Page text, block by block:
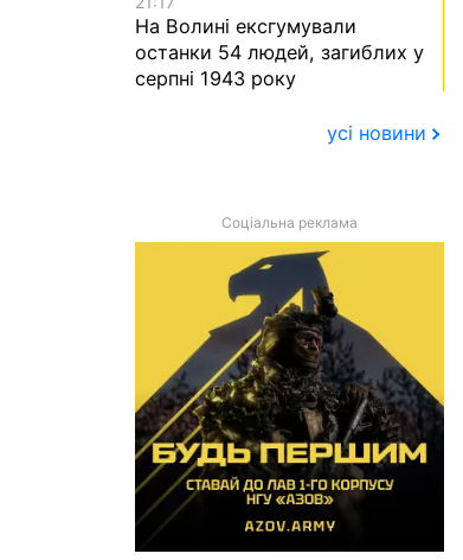
На Волині ексгумували
останки 54 людей, загиблих у
серпні 1943 року
усі новини
Соціальна реклама